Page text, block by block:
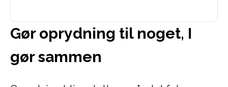
Gør oprydning til noget, I
gør sammen